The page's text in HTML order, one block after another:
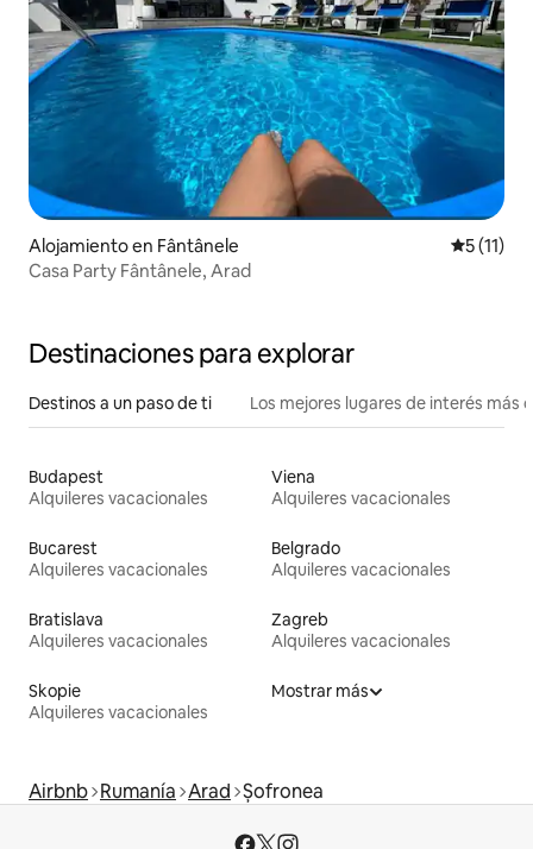
Alojamiento en Fântânele
5 (11)
Casa Party Fântânele, Arad
Destinaciones para explorar
Destinos a un paso de ti Los mejores lugares de interés más
Budapest
Alquileres vacacionales
Viena
Alquileres vacacionales
Bucarest
Alquileres vacacionales
Belgrado
Alquileres vacacionales
Bratislava
Alquileres vacacionales
Zagreb
Alquileres vacacionales
Skopie
Alquileres vacacionales
Mostrar más
Airbnb Rumanía Arad Șofronea